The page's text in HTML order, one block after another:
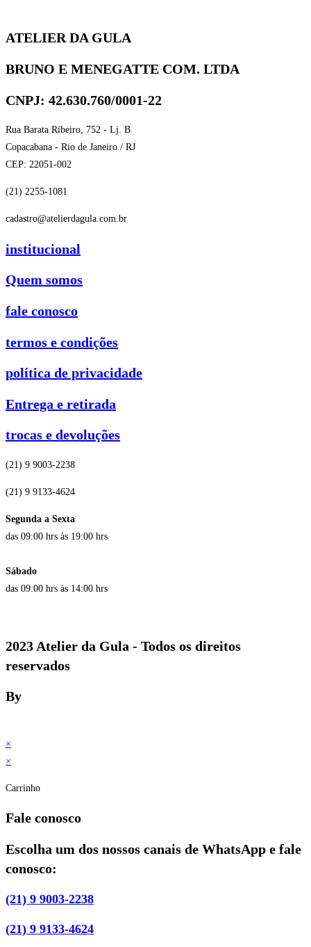
ATELIER DA GULA
BRUNO E MENEGATTE COM. LTDA
CNPJ: 42.630.760/0001-22
Rua Barata Ribeiro, 752 - Lj. B
Copacabana - Rio de Janeiro / RJ
CEP: 22051-002
(21) 2255-1081
cadastro@atelierdagula.com.br
institucional
Quem somos
fale conosco
termos e condições
política de privacidade
Entrega e retirada
trocas e devoluções
(21) 9 9003-2238
(21) 9 9133-4624
Segunda a Sexta
das 09:00 hrs às 19:00 hrs
Sábado
das 09:00 hrs às 14:00 hrs
2023 Atelier da Gula - Todos os direitos
reservados
By
×
×
Carrinho
Fale conosco
Escolha um dos nossos canais de WhatsApp e fale
conosco:
(21) 9 9003-2238
(21) 9 9133-4624